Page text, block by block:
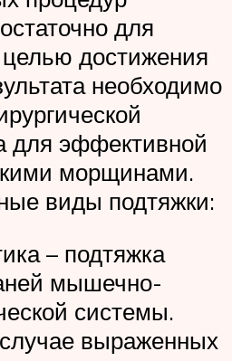
для
достижения
необходимо
для эффективной
морщинами.
виды подтяжки:
– подтяжка
мышечно-
системы.
выраженных